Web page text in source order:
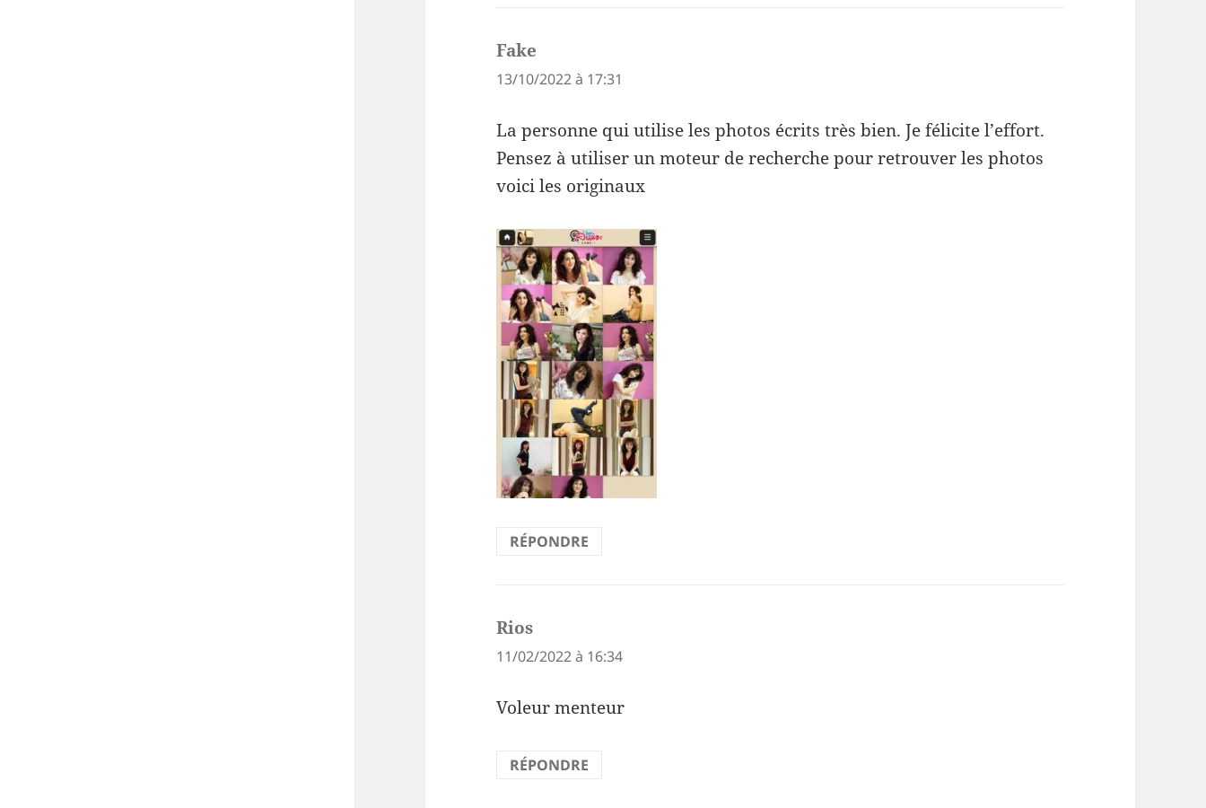
Fake
13/10/2022 à 17:31
La personne qui utilise les photos écrits très bien. Je félicite l’effort.
Pensez à utiliser un moteur de recherche pour retrouver les photos
voici les originaux
RÉPONDRE
Rios
11/02/2022 à 16:34
Voleur menteur
RÉPONDRE